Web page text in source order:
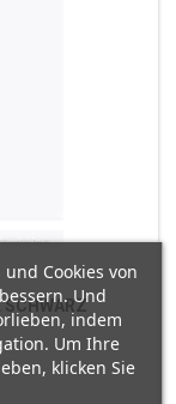
SCHWARZ
Cookies von
Und
indem
Um Ihre
klicken Sie